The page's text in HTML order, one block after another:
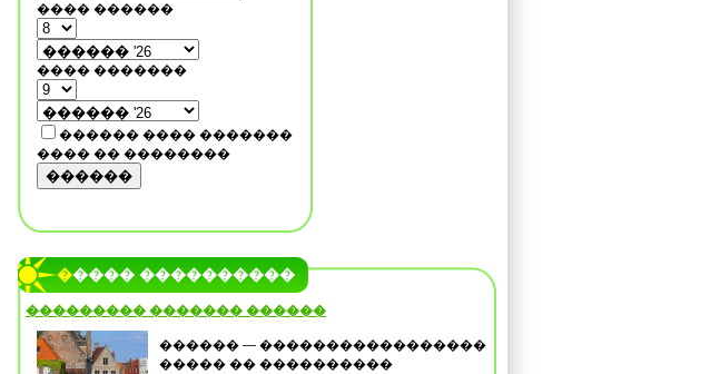
���� ������
���� �������
������ ���� �������
���� �� ��������
������
����� ����������
��������� ������� ������
������ — �����������������
����� �� ����������